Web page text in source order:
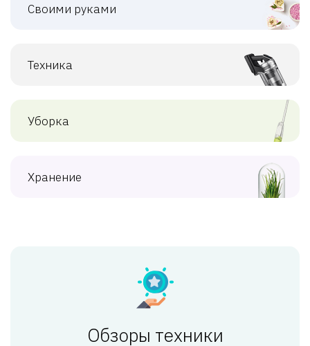
Своими руками
Техника
Уборка
Хранение
Обзоры техники